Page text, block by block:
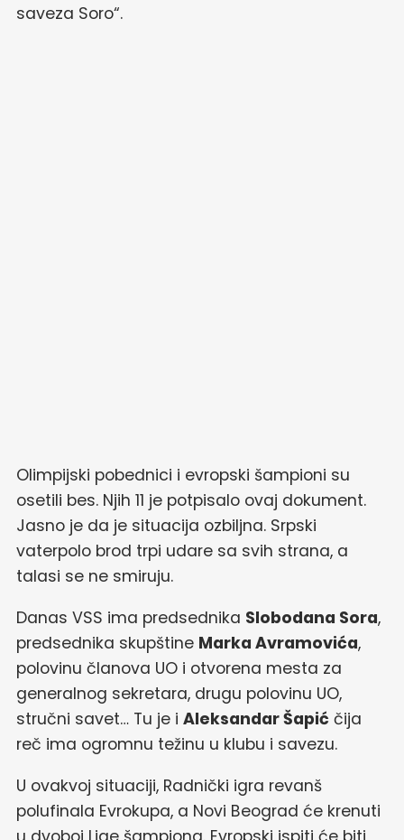
saveza Soro“.
Olimpijski pobednici i evropski šampioni su
osetili bes. Njih 11 je potpisalo ovaj dokument.
Jasno je da je situacija ozbiljna. Srpski
vaterpolo brod trpi udare sa svih strana, a
talasi se ne smiruju.
Danas VSS ima predsednika Slobodana Sora,
predsednika skupštine Marka Avramovića,
polovinu članova UO i otvorena mesta za
generalnog sekretara, drugu polovinu UO,
stručni savet… Tu je i Aleksandar Šapić čija
reč ima ogromnu težinu u klubu i savezu.
U ovakvoj situaciji, Radnički igra revanš
polufinala Evrokupa, a Novi Beograd će krenuti